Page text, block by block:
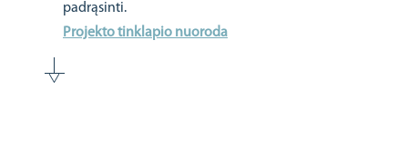
padrąsinti.
Projekto tinklapio nuoroda